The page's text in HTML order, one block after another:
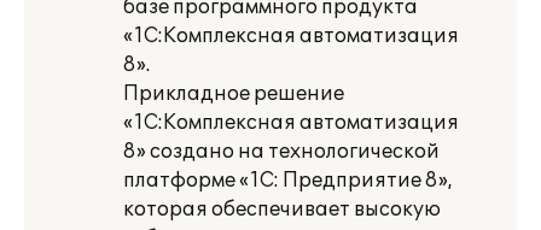
базе программного продукта
«1С:Комплексная автоматизация
8».
Прикладное решение
«1С:Комплексная автоматизация
8» создано на технологической
платформе «1С: Предприятие 8»,
которая обеспечивает высокую